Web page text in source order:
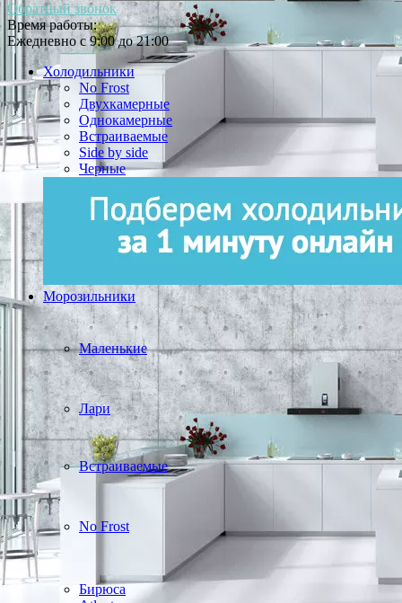
Обратный звонок
Время работы:
Ежедневно с 9:00 до 21:00
Холодильники
No Frost
Двухкамерные
Однокамерные
Встраиваемые
Side by side
Черные
Морозильники
Маленькие
Лари
Встраиваемые
No Frost
Бирюса